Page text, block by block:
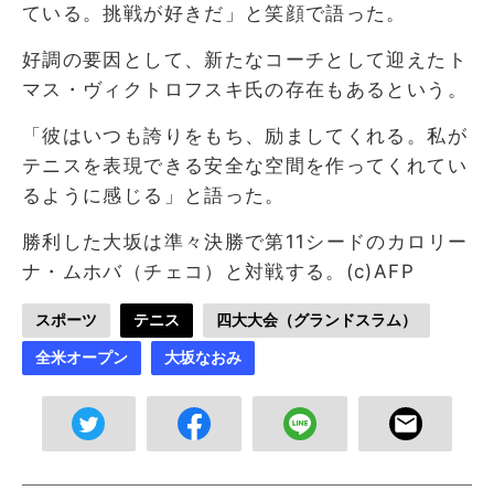
ている。挑戦が好きだ」と笑顔で語った。
好調の要因として、新たなコーチとして迎えたト
マス・ヴィクトロフスキ氏の存在もあるという。
「彼はいつも誇りをもち、励ましてくれる。私が
テニスを表現できる安全な空間を作ってくれてい
るように感じる」と語った。
勝利した大坂は準々決勝で第11シードのカロリー
ナ・ムホバ（チェコ）と対戦する。(c)AFP
スポーツ テニス 四大大会（グランドスラム）
全米オープン 大坂なおみ